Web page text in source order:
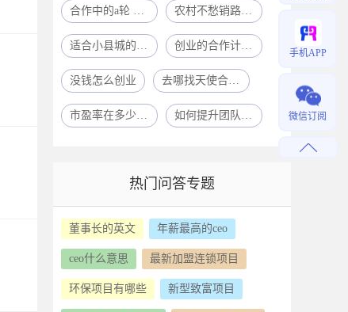
合作中的a轮 b轮 c轮什么意思啊 农村不愁销路的小型加工厂致富项目一年挣了80多万
适合小县城的41个投资 创业的合作计划怎么写？
没钱怎么创业 去哪找天使合作人？
市盈率在多少合适 如何提升团队凝聚力？
热门问答专题
董事长的英文 年薪最高的ceo
ceo什么意思 最新加盟连锁项目
环保项目有哪些 新型致富项目
手机APP
微信订阅